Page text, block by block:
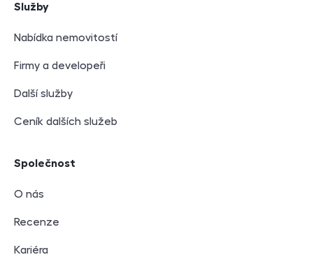
Služby
Nabídka nemovitostí
Firmy a developeři
Další služby
Ceník dalších služeb
Společnost
O nás
Recenze
Kariéra